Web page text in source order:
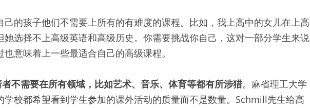
己的孩子他们不需要上所有的有难度的课程。比如，我上高中的女儿在上高
她选择不上高级英语和高级历史。你需要挑战你自己，这对一部分学生来说
意味着上一些最适合自己的高级课程。
者不需要在所有领域，比如艺术、音乐、体育等都有所涉猎。麻省理工大学
学校都希望看到学生参加的课外活动的质量而不是数量。Schmill先生给高